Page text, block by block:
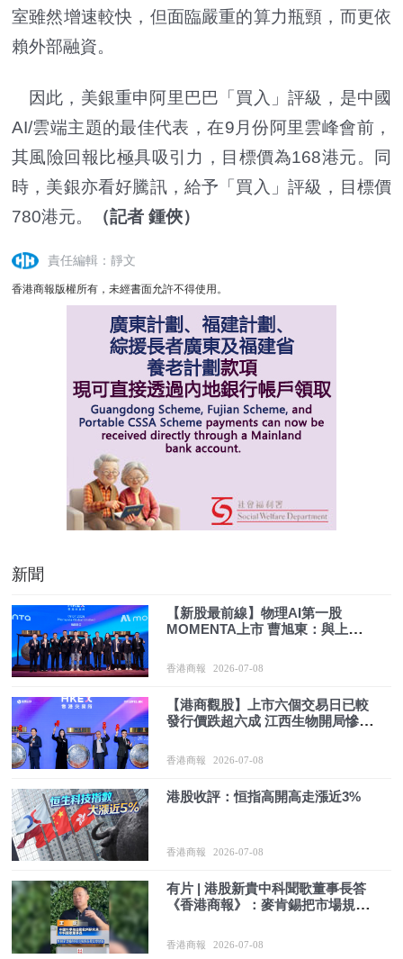
室雖然增速較快，但面臨嚴重的算力瓶頸，而更依
賴外部融資。
因此，美銀重申阿里巴巴「買入」評級，是中國
AI/雲端主題的最佳代表，在9月份阿里雲峰會前，
其風險回報比極具吸引力，目標價為168港元。同
時，美銀亦看好騰訊，給予「買入」評級，目標價
780港元。
（記者 鍾俠）
責任編輯：靜文
香港商報版權所有，未經書面允許不得使用。
新聞
【新股最前線】物理AI第一股
MOMENTA上市 曹旭東：與上汽互
香港商報 2026-07-08
【港商觀股】上市六個交易日已較
發行價跌超六成 江西生物開局慘不
香港商報 2026-07-08
港股收評：恒指高開高走漲近3%
香港商報 2026-07-08
有片 | 港股新貴中科聞歌董事長答
《香港商報》：麥肯錫把市場規模
都」
香港商報 2026-07-08